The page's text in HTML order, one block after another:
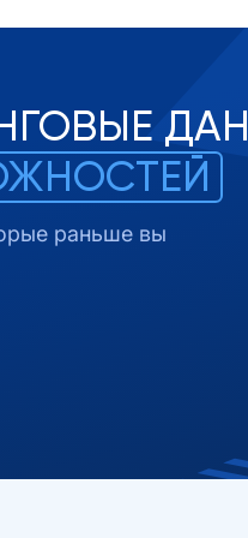
раньше вы